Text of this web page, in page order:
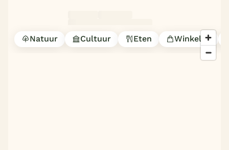
Natuur Cultuur Eten Winkelen